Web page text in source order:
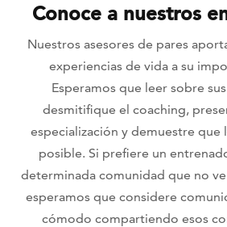
Conoce a nuestros
Nuestros asesores de pares
experiencias de vida a su
Esperamos que leer sobre
desmitifique el coaching,
especialización y demuestre que
posible. Si prefiere un
determinada comunidad que no
esperamos que considere
cómodo compartiendo esos